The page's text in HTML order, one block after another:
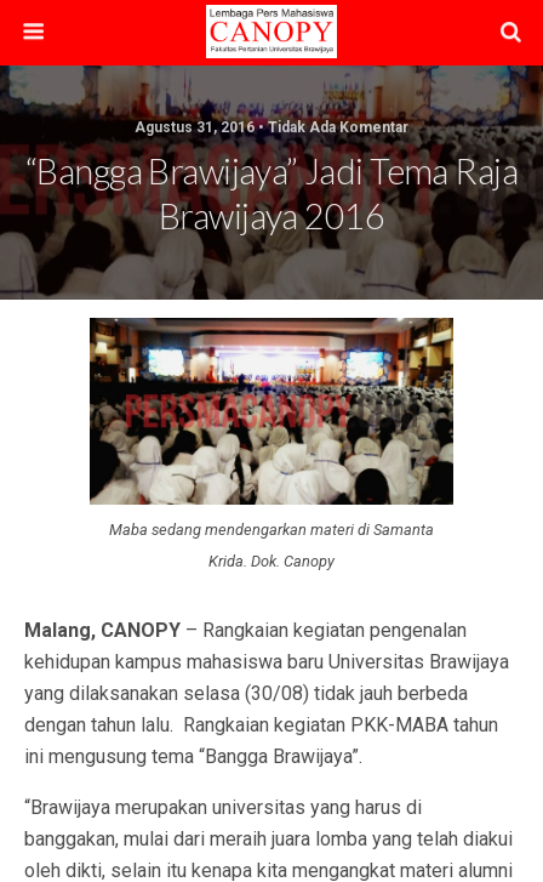
Agustus 31, 2016 • Tidak Ada Komentar
“Bangga Brawijaya” Jadi Tema Raja
Brawijaya 2016
Maba sedang mendengarkan materi di Samanta
Krida. Dok. Canopy
Malang, CANOPY – Rangkaian kegiatan pengenalan
kehidupan kampus mahasiswa baru Universitas Brawijaya
yang dilaksanakan selasa (30/08) tidak jauh berbeda
dengan tahun lalu. Rangkaian kegiatan PKK-MABA tahun
ini mengusung tema “Bangga Brawijaya”.
“Brawijaya merupakan universitas yang harus di
banggakan, mulai dari meraih juara lomba yang telah diakui
oleh dikti, selain itu kenapa kita mengangkat materi alumni